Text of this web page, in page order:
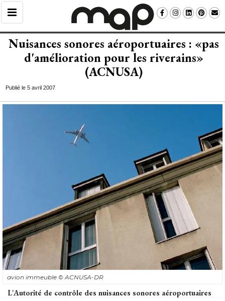
Nuisances sonores aéroportuaires : «pas
d'amélioration pour les riverains»
(ACNUSA)
Publié le 5 avril 2007
avion immeuble © ACNUSA-DR
L'Autorité de contrôle des nuisances sonores aéroportuaires